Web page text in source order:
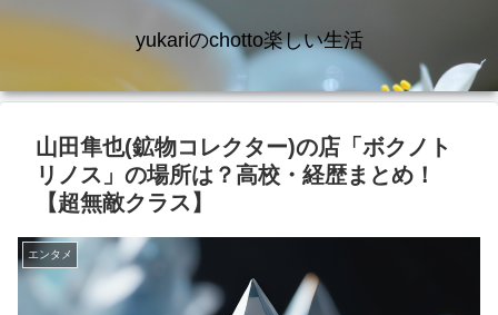
yukariのchotto楽しい生活
山田隼也(鉱物コレクター)の店「ボクノト
リノス」の場所は？高校・経歴まとめ！
【超無敵クラス】
エンタメ